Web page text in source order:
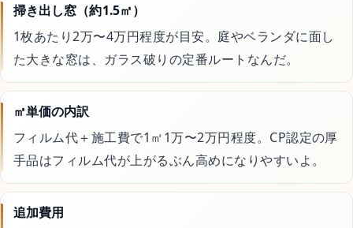
掃き出し窓（約1.5㎡）
1枚あたり2万〜4万円程度が目安。庭やベランダに面し
た大きな窓は、ガラス破りの定番ルートなんだ。
㎡単価の内訳
フィルム代＋施工費で1㎡1万〜2万円程度。CP認定の厚
手品はフィルム代が上がるぶん高めになりやすいよ。
追加費用